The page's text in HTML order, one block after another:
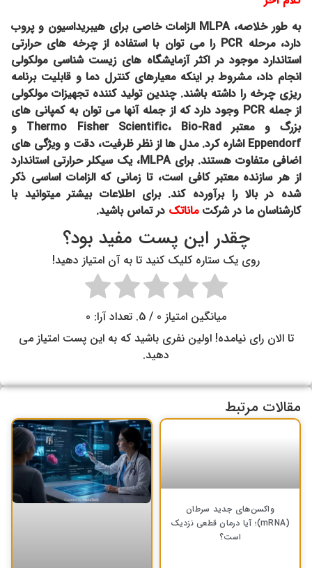
به طور خلاصه،MLPA الزامات خاصی برای هیبریداسیون و پروب
دارد، مرحله PCR را می توان با استفاده از چرخه های حرارتی
استاندارد موجود در اکثر آزمایشگاه های زیست شناسی مولکولی
انجام داد، مشروط بر اینکه معیارهای کنترل دما و قابلیت برنامه
ریزی چرخه را داشته باشند. چندین تولید کننده تجهیزات مولکولی
از جمله PCR وجود دارد که از جمله آنها می توان به کمپانی های
بزرگ و معتبر Thermo Fisher Scientific، Bio-Rad و
Eppendorf اشاره کرد. مدل ها از نظر ظرفیت، دقت و ویژگی های
اضافی متفاوت هستند. برای MLPA، یک سیکلر حرارتی استاندارد
از هر سازنده معتبر کافی است، تا زمانی که الزامات اساسی ذکر
شده در بالا را برآورده کند. برای اطلاعات بیشتر میتوانید با
کارشناسان ما در شرکتماناتک در تماس باشید.
چقدر این پست مفید بود؟
روی یک ستاره کلیک کنید تا به آن امتیاز دهید!
میانگین امتیاز 0 / 5. تعداد آرا:
0
تا الان رای نیامده! اولین نفری باشید که به این پست امتیاز می
دهید.
مقالات مرتبط
واکسن‌های جدید سرطان
(mRNA)؛ آیا درمان قطعی نزدیک
است؟